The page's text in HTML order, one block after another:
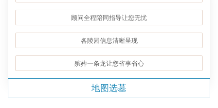
顾问全程陪同指导让您无忧
各陵园信息清晰呈现
殡葬一条龙让您省事省心
地图选墓